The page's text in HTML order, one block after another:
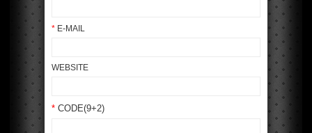
* E-MAIL
WEBSITE
* CODE(9+2)